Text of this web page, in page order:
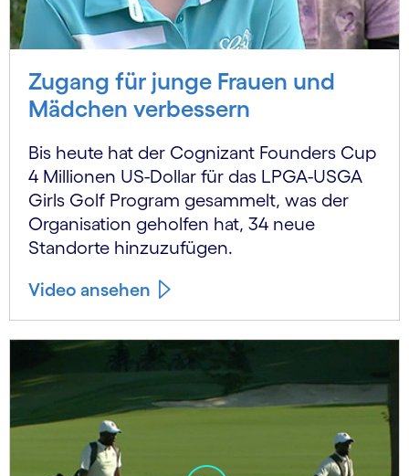
Zugang für junge Frauen und
Mädchen verbessern
Bis heute hat der Cognizant Founders Cup
4 Millionen US-Dollar für das LPGA-USGA
Girls Golf Program gesammelt, was der
Organisation geholfen hat, 34 neue
Standorte hinzuzufügen.
Video ansehen